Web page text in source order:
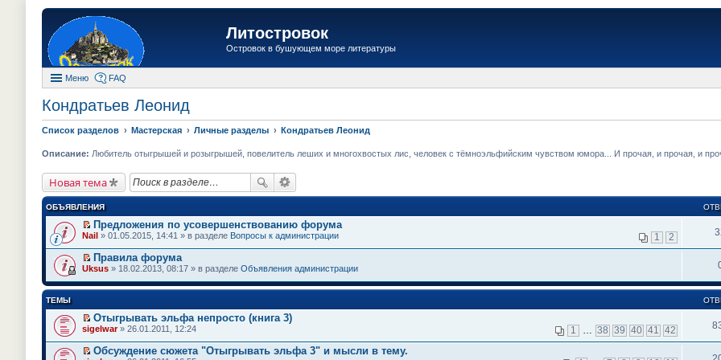
Литостровок
Островок в бушующем море литературы
Меню FAQ
Кондратьев Леонид
Список разделов Мастерская Личные разделы Кондратьев Леонид
Описание: Любитель отыгрышей и розыгрышей, повелитель леших и многохвостых лис, человек с тёмноэльфийским чувством юмора... И прочая, и прочая, и
Новая тема
ОБЪЯВЛЕНИЯ
П
р
е
й
т
и
п
е
р
о
м
Предложения по усовершенствованию форума
1 2
Nail » 01.05.2015, 14:41 » в разделе Вопросы к администрации
П
р
т
и
к
п
е
Правила форума
Uksus » 18.02.2013, 08:17 » в разделе Объявления администрации
ТЕМЫ
П
е
р
е
Отыгрывать эльфа непросто (книга 3)
1 38 39 40 41 42
sigelwar» 26.01.2011, 12:24
Обсуждение сюжета "Отыгрывать эльфа 3" и мысли в тему.